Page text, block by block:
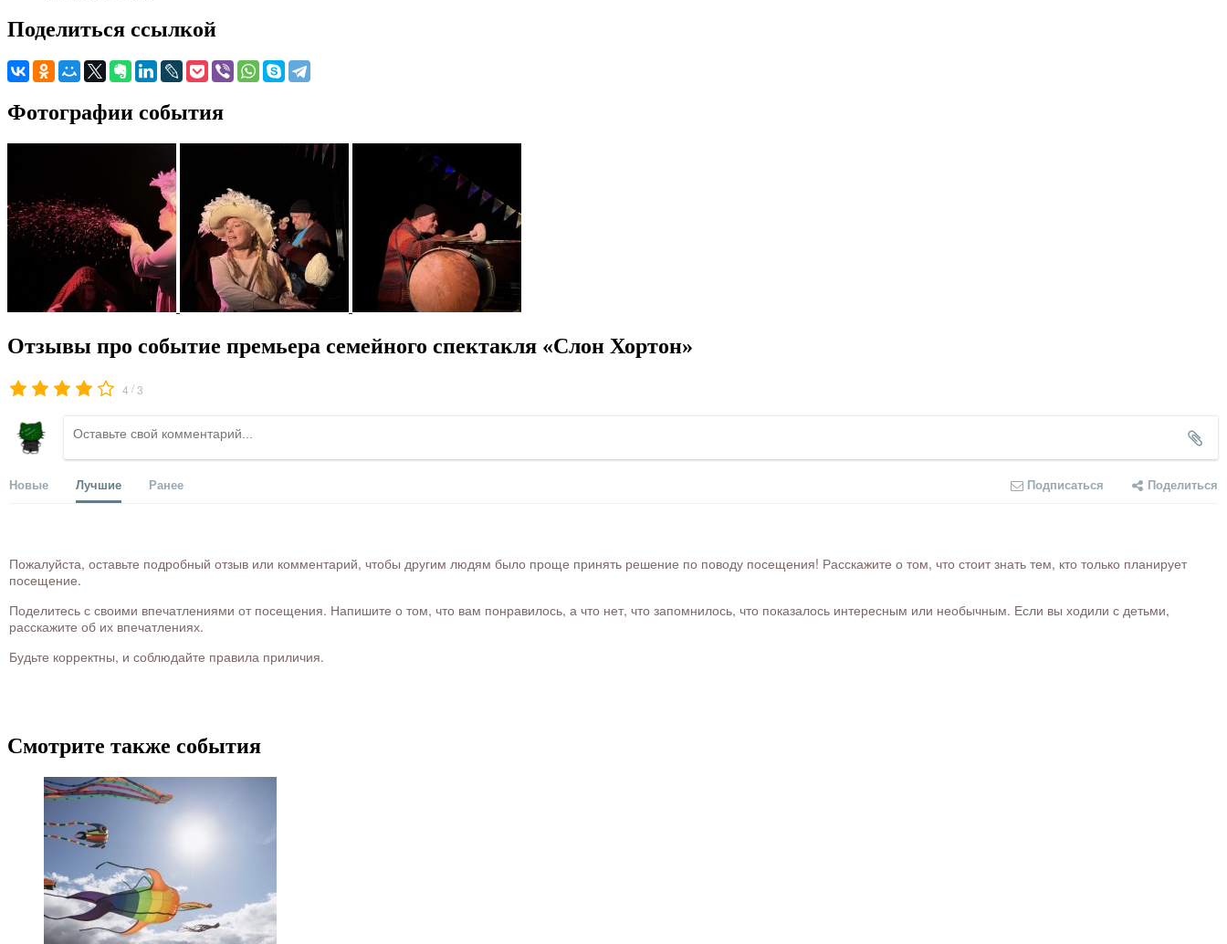
Поделиться ссылкой
Фотографии события
Отзывы про событие премьера семейного спектакля «Слон Хортон»
4 /3
Новые Лучшие Ранее Подписаться Поделиться
Пожалуйста, оставьте подробный отзыв или комментарий, чтобы другим людям было проще принять решение по поводу посещения! Расскажите о том, что стоит знать тем, кто только планирует
посещение.
Поделитесь с своими впечатлениями от посещения. Напишите о том, что вам понравилось, а что нет, что запомнилось, что показалось интересным или необычным. Если вы ходили с детьми,
расскажите об их впечатлениях.
Будьте корректны, и соблюдайте правила приличия.
Смотрите также события